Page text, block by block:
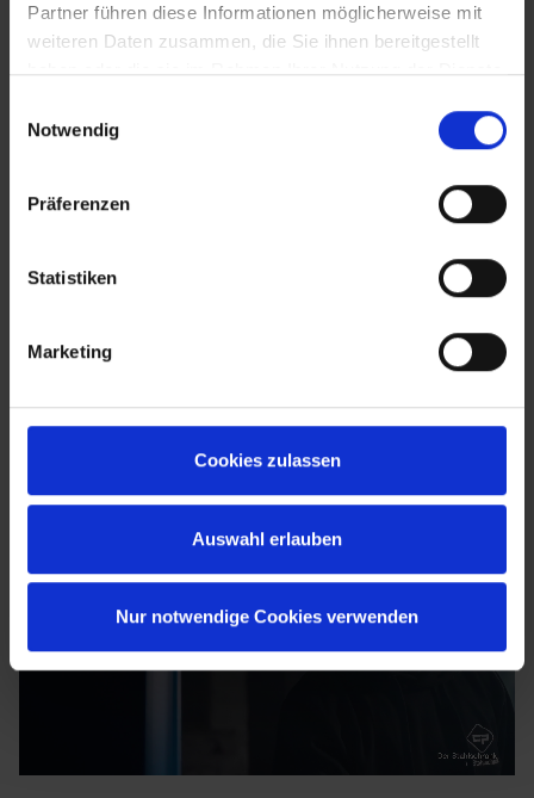
Partner führen diese Informationen möglicherweise mit
weiteren Daten zusammen, die Sie ihnen bereitgestellt
haben oder die sie im Rahmen Ihrer Nutzung der Dienste
Notwendig
Präferenzen
Statistiken
Marketing
Cookies zulassen
Auswahl erlauben
Nur notwendige Cookies verwenden